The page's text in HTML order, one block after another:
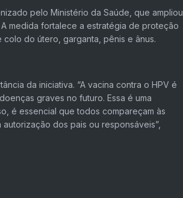
pelo Ministério da Saúde, que
medida fortalece a estratégia de proteção
do útero, garganta, pênis e ânus.
da iniciativa. “A vacina contra o HPV é
graves no futuro. Essa é uma
é essencial que todos compareçam às
dos pais ou responsáveis”,